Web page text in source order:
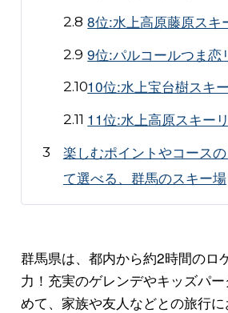
8位:水上高原藤原スキ
9位:パルコールつま恋
10位:水上宝台樹スキ
11位:水上高原スキー
楽しむポイントやコース
て選べる、群馬のスキー場
群馬県は、都内から約2時間のロ
力！充実のゲレンデやキッズパ
めて、家族や友人などとの旅行